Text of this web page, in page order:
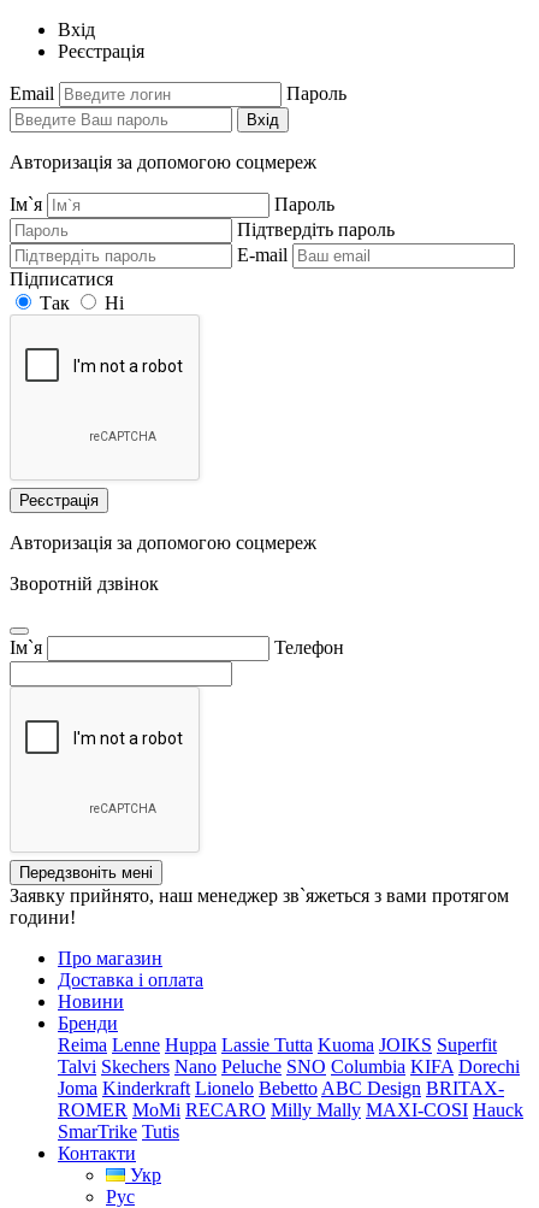
Вхід
Реєстрація
Email Пароль
Вхід
Авторизація за допомогою соцмереж
Ім`я
Пароль
Підтвердіть пароль
E-mail
Підписатися
Так
Ні
Реєстрація
Авторизація за допомогою соцмереж
Зворотній дзвінок
Ім`я Телефон
Передзвоніть мені
Заявку прийнято, наш менеджер зв`яжеться з вами протягом
години!
Про магазин
Доставка і оплата
Новини
Бренди
Reima Lenne Huppa Lassie Tutta Kuoma JOIKS Superfit
Talvi Skechers Nano Peluche SNO Columbia KIFA Dorechi
Joma Kinderkraft Lionelo Bebetto ABC Design BRITAX-
ROMER MoMi RECARO Milly Mally MAXI-COSI Hauck
SmarTrike Tutis
Контакти
Укр
Рус